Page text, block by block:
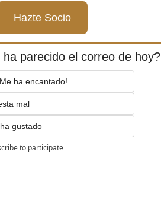
Hazte Socio
parecido el correo de hoy?
¡Me ha encantado!
mal
gustado
to participate